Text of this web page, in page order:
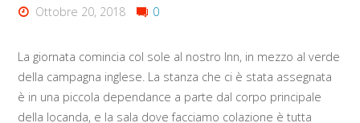
Ottobre 20, 2018 0
La giornata comincia col sole al nostro Inn, in mezzo al verde
della campagna inglese. La stanza che ci è stata assegnata
è in una piccola dependance a parte dal corpo principale
della locanda, e la sala dove facciamo colazione è tutta